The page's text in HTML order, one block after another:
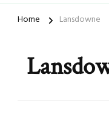
Home Lansdowne